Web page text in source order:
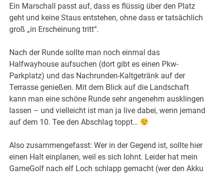
Ein Marschall passt auf, dass es flüssig über den Platz
geht und keine Staus entstehen, ohne dass er tatsächlich
groß „in Erscheinung tritt“.
Nach der Runde sollte man noch einmal das
Halfwayhouse aufsuchen (dort gibt es einen Pkw-
Parkplatz) und das Nachrunden-Kaltgetränk auf der
Terrasse genießen. Mit dem Blick auf die Landschaft
kann man eine schöne Runde sehr angenehm ausklingen
lassen – und vielleicht ist man ja live dabei, wenn jemand
auf dem 10. Tee den Abschlag toppt…
Also zusammengefasst: Wer in der Gegend ist, sollte hier
einen Halt einplanen, weil es sich lohnt. Leider hat mein
GameGolf nach elf Loch schlapp gemacht (wer den Akku